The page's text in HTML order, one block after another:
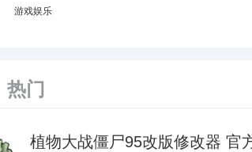
游戏娱乐
热门
植物大战僵尸95改版修改器 官